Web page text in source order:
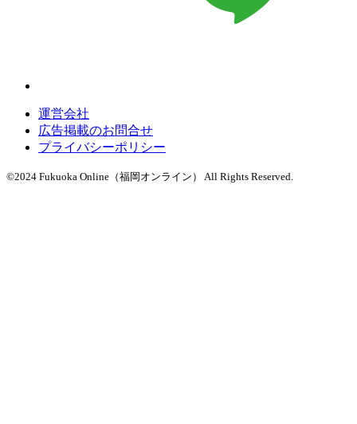
運営会社
広告掲載のお問合せ
プライバシーポリシー
©2024 Fukuoka Online（福岡オンライン） All Rights Reserved.